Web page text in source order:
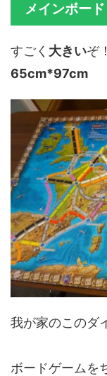
メインボード
すごく 大きいぞ！
65cm*97cm
我が家のこのダ
ボードゲームを